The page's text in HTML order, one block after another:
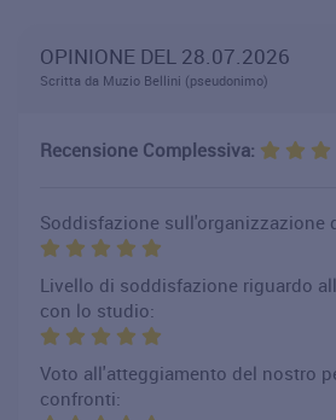
OPINIONE DEL 28.07.2026
Scritta da Muzio Bellini (pseudonimo)
Recensione Complessiva:
Soddisfazione sull'organizzazione
Livello di soddisfazione riguardo
con lo studio:
Voto all'atteggiamento del nostro
confronti: